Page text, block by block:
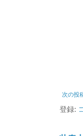
次の投
登録: